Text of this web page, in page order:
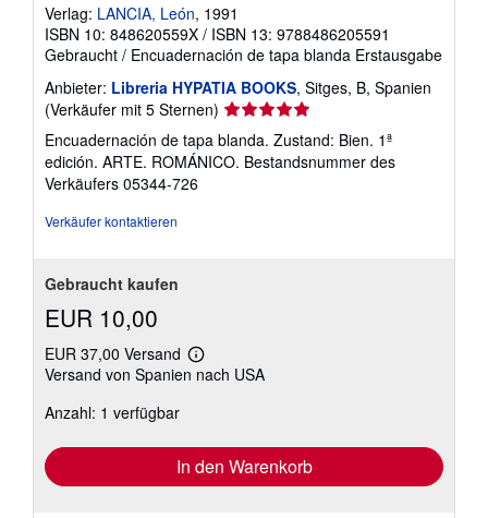
Verlag: LANCIA, León, 1991
ISBN 10: 848620559X / ISBN 13: 9788486205591
Gebraucht / Encuadernación de tapa blanda Erstausgabe
Anbieter: Libreria HYPATIA BOOKS, Sitges, B, Spanien
(Verkäufer mit 5 Sternen) Verkäuferbewertung
5
von
5
Encuadernación de tapa blanda. Zustand: Bien. 1ª
edición. ARTE. ROMÁNICO. Bestandsnummer des
Verkäufers 05344-726
Verkäufer kontaktieren
Gebraucht kaufen
EUR 10,00
EUR 37,00 Versand
Weitere
Informationen
Versand von Spanien nach USA
Anzahl: 1 verfügbar
In den Warenkorb